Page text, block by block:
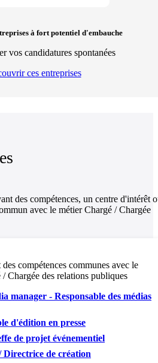
à fort potentiel d'embauche
vos candidatures spontanées
ces entreprises
des compétences, un centre d'intérêt
avec le métier Chargé / Chargée
compétences communes avec le
/ Chargée des relations publiques
manager - Responsable des médias
d'édition en presse
de projet événementiel
Directrice de création